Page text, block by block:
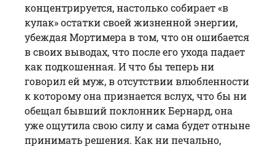
концентрируется, настолько собирает «в
кулак» остатки своей жизненной энергии,
убеждая Мортимера в том, что он ошибается
в своих выводах, что после его ухода падает
как подкошенная. И что бы теперь ни
говорил ей муж, в отсутствии влюбленности
к которому она признается вслух, что бы ни
обещал бывший поклонник Бернард, она
уже ощутила свою силу и сама будет отныне
принимать решения. Как ни печально,